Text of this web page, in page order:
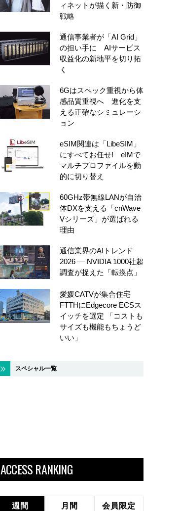
ィネットが描く新・防御
戦略
通信事業者が「AI Grid」
の担い手に AIサービス
収益化の新地平を切り拓
く
6Gはスペック重視から体
感品質重視へ 進化を支
える正確なシミュレーシ
ョン
eSIM関連は「LibeSIM」
にすべてお任せ! eIMで
マルチプロファイルを動
的に切り替え
60GHz帯無線LANが自治
体DXを支える「cnWave
Vシリーズ」が選ばれる
理由
通信業界のAIトレンド
2026 ― NVIDIA 1000社超
調査が捉えた「転換点」
愛媛CATVが集合住宅
FTTHにEdgecore ECSス
イッチを選定 「コストも
サイズも機能もちょうど
いい」
スペシャル一覧
ACCESS RANKING
週間 月間 会員限定